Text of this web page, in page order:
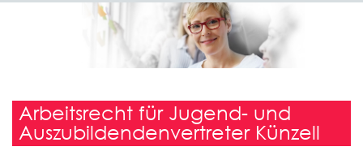
Arbeitsrecht für Jugend- und
Auszubildendenvertreter Künzell